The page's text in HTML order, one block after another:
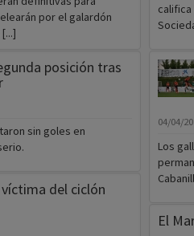
por el galardón
posición tras
sin goles en
del ciclón
04/04/
Los
El